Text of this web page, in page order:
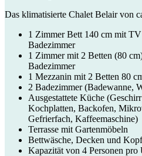
Das klimatisierte Chalet Belair von
1 Zimmer Bett 140 cm mit
Badezimmer
1 Zimmer mit 2 Betten (80
Badezimmer
1 Mezzanin mit 2 Betten 80
2 Badezimmer (Badewanne,
Ausgestattete Küche
Kochplatten, Backofen,
Gefrierfach, Kaffeemaschine)
Terrasse mit Gartenmöbeln
Bettwäsche, Decken und
Kapazität von 4 Personen pro